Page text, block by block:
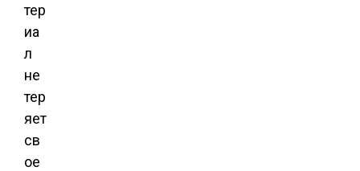
тер
иа
л
не
тер
яет
св
ое